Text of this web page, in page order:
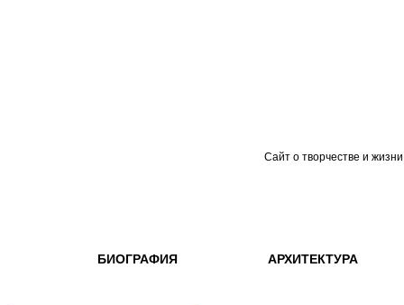
Сайт о творчестве и
БИОГРАФИЯ АРХИТЕКТУРА